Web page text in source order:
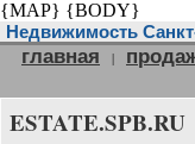
{MAP} {BODY}
Недвижимость
главная |
ESTATE.SPB.RU